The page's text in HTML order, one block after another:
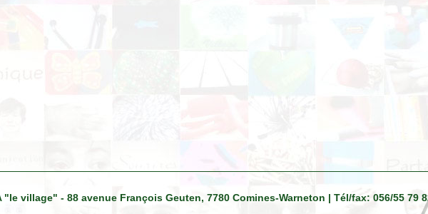
"le village" - 88 avenue François Geuten, 7780 Comines-Warneton | Tél/fax: 056/55 79